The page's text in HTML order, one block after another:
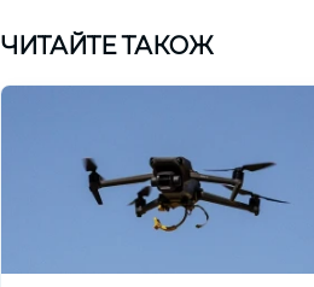
ЧИТАЙТЕ ТАКОЖ